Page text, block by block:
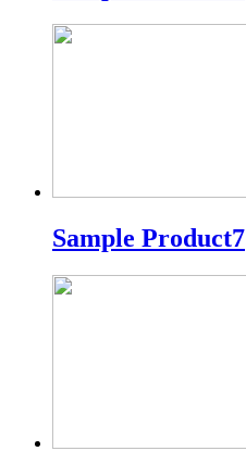
Sample Product7